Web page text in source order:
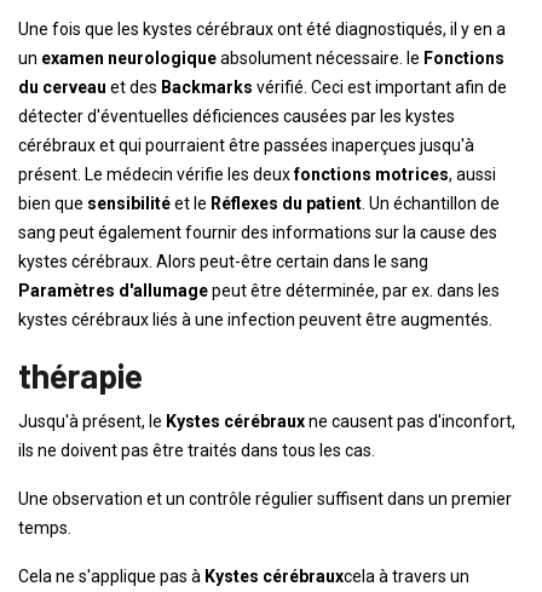
Une fois que les kystes cérébraux ont été diagnostiqués, il y en a
un examen neurologiqueabsolument nécessaire. le Fonctions
du cerveau et des Backmarks vérifié. Ceci est important afin de
détecter d'éventuelles déficiences causées par les kystes
cérébraux et qui pourraient être passées inaperçues jusqu'à
présent. Le médecin vérifie les deuxfonctions motrices, aussi
bien que sensibilitéet le Réflexes du patient . Un échantillon de
sang peut également fournir des informations sur la cause des
kystes cérébraux. Alors peut-être certain dans le sang
Paramètres d'allumagepeut être déterminée, par ex. dans les
kystes cérébraux liés à une infection peuvent être augmentés.
thérapie
Jusqu'à présent, le Kystes cérébrauxne causent pas d'inconfort,
ils ne doivent pas être traités dans tous les cas.
Une observation et un contrôle régulier suffisent dans un premier
temps.
Cela ne s'applique pas à Kystes cérébrauxcela à travers un